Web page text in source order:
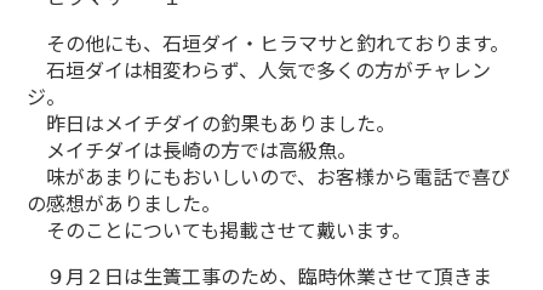
その他にも、石垣ダイ・ヒラマサと釣れております。
石垣ダイは相変わらず、人気で多くの方がチャレン
ジ。
昨日はメイチダイの釣果もありました。
メイチダイは長崎の方では高級魚。
味があまりにもおいしいので、お客様から電話で喜び
の感想がありました。
そのことについても掲載させて戴います。
９月２日は生簀工事のため、臨時休業させて頂きま